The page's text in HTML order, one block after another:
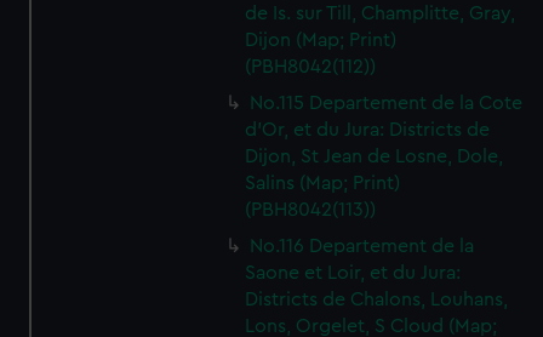
de Is. sur Till, Champlitte, Gray,
Dijon (Map; Print)
(PBH8042(112))
No.115 Departement de la Cote
d'Or, et du Jura: Districts de
Dijon, St Jean de Losne, Dole,
Salins (Map; Print)
(PBH8042(113))
No.116 Departement de la
Saone et Loir, et du Jura:
Districts de Chalons, Louhans,
Lons, Orgelet, S Cloud (Map;